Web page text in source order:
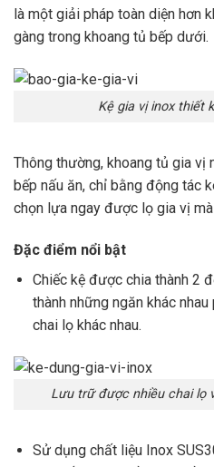
là một giải pháp toàn diện hơn
gàng trong khoang tủ bếp dưới.
Kệ gia vị inox thiết
Thông thường, khoang tủ gia
bếp nấu ăn, chỉ bằng động tác
chọn lựa ngay được lọ gia vị
Đặc điểm nổi bật
Chiếc kệ được chia thành 2
thành những ngăn khác
chai lọ khác nhau.
Lưu trữ được nhiều chai lọ
Sử dụng chất liệu Inox